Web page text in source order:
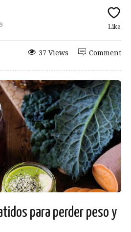
Like
Comment
37 Views
para perder peso y